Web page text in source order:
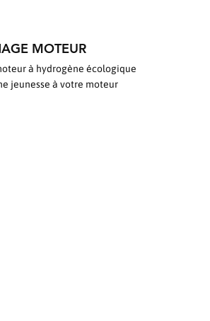
MOTEUR
à hydrogène écologique
jeunesse à votre moteur